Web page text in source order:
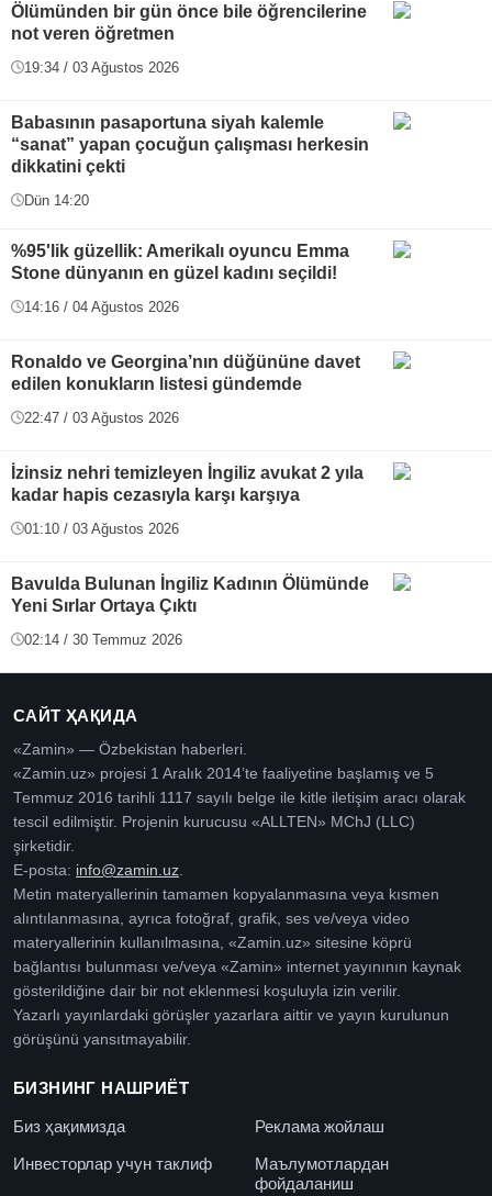
Ölümünden bir gün önce bile öğrencilerine
not veren öğretmen
19:34 / 03 Ağustos 2026
Babasının pasaportuna siyah kalemle
“sanat” yapan çocuğun çalışması herkesin
dikkatini çekti
Dün 14:20
%95'lik güzellik: Amerikalı oyuncu Emma
Stone dünyanın en güzel kadını seçildi!
14:16 / 04 Ağustos 2026
Ronaldo ve Georgina’nın düğününe davet
edilen konukların listesi gündemde
22:47 / 03 Ağustos 2026
İzinsiz nehri temizleyen İngiliz avukat 2 yıla
kadar hapis cezasıyla karşı karşıya
01:10 / 03 Ağustos 2026
Bavulda Bulunan İngiliz Kadının Ölümünde
Yeni Sırlar Ortaya Çıktı
02:14 / 30 Temmuz 2026
САЙТ ҲАҚИДА
«Zamin» — Özbekistan haberleri.
«Zamin.uz» projesi 1 Aralık 2014’te faaliyetine başlamış ve 5
Temmuz 2016 tarihli 1117 sayılı belge ile kitle iletişim aracı olarak
tescil edilmiştir. Projenin kurucusu «ALLTEN» MChJ (LLC)
şirketidir.
E-posta: info@zamin.uz
Metin materyallerinin tamamen kopyalanmasına veya kısmen
alıntılanmasına, ayrıca fotoğraf, grafik, ses ve/veya video
materyallerinin kullanılmasına, «Zamin.uz» sitesine köprü
bağlantısı bulunması ve/veya «Zamin» internet yayınının kaynak
gösterildiğine dair bir not eklenmesi koşuluyla izin verilir.
Yazarlı yayınlardaki görüşler yazarlara aittir ve yayın kurulunun
görüşünü yansıtmayabilir.
БИЗНИНГ НАШРИЁТ
Биз ҳақимизда
Реклама жойлаш
Инвесторлар учун таклиф
Маълумотлардан
фойдаланиш